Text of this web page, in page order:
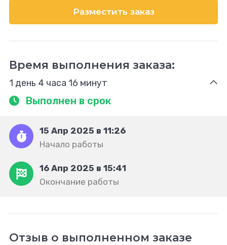
Разместить заказ
Время выполнения заказа:
1 день 4 часа 16 минут
Выполнен в срок
15 Апр 2025 в 11:26
Начало работы
16 Апр 2025 в 15:41
Окончание работы
Отзыв о выполненном заказе